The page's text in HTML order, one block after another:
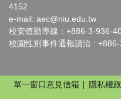
4152
e-mail: aec@niu.edu.tw
校安值勤專線：+886-3-936-
校園性別事件通報請洽 :
單一窗口意見信箱 隱私權